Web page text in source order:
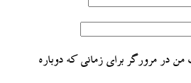
من در مرورگر برای زمانی که دوباره